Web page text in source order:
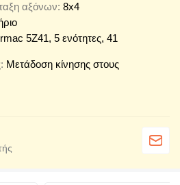
αξόνων 8x4
5Z41, 5 ενότητες, 41
Μετάδοση κίνησης στους